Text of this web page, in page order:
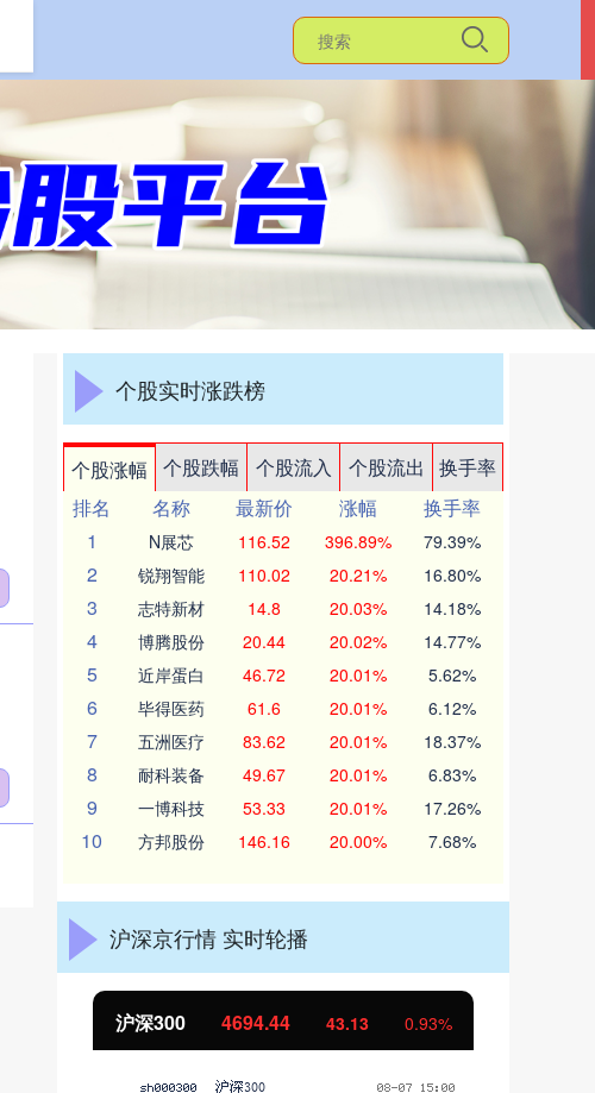
个股实时涨跌榜
个股涨幅 个股跌幅 个股流入 个股流出
换手率
排名
名称 最新价 涨幅
换手率
1
N展芯 116.52 396.89% 79.39%
2 锐翔智能 110.02 20.21% 16.80%
3 志特新材 14.8 20.03% 14.18%
4 博腾股份 20.44 20.02% 14.77%
5 近岸蛋白 46.72 20.01% 5.62%
6 毕得医药 61.6 20.01% 6.12%
7 五洲医疗 83.62 20.01% 18.37%
8 耐科装备 49.67 20.01% 6.83%
9 一博科技 53.33 20.01% 17.26%
10 方邦股份 146.16 20.00% 7.68%
沪深京行情 实时轮播
北证50 1134.24 11.37 1.01%